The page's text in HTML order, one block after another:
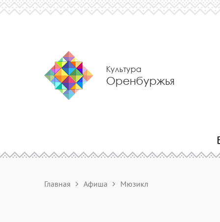
Культура
Оренбуржья
Главная Афиша Мюзикл